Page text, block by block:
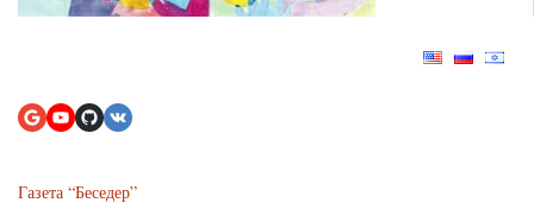
Газета “Беседер”